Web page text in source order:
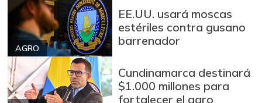
AGRO
EE.UU. usará moscas
estériles contra gusano
barrenador
Cundinamarca destinará
$1.000 millones para
fortalecer el agro